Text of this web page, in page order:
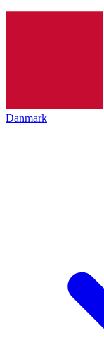
Danmark